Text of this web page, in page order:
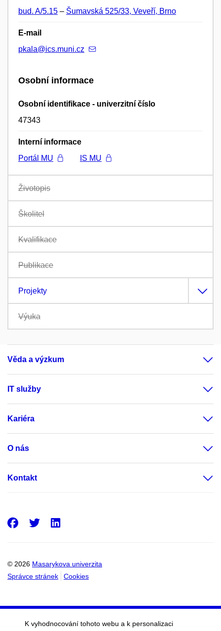
bud. A/5.15 – Šumavská 525/33, Veveří, Brno
E-mail
pkala@ics.muni.cz
Osobní informace
Osobní identifikace - univerzitní číslo
47343
Interní informace
Portál MU
IS MU
Životopis
Školitel
Kvalifikace
Publikace
Projekty
Výuka
Věda a výzkum
IT služby
Kariéra
O nás
Kontakt
© 2026 Masarykova univerzita
Správce stránek
Cookies
Facebook
Twitter
K vyhodnocování tohoto webu a k personalizaci